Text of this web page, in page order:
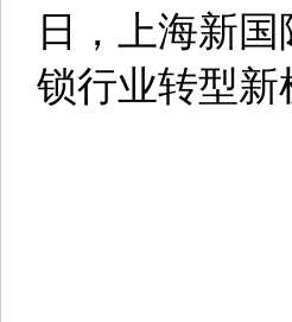
日，上海新
锁行业转型